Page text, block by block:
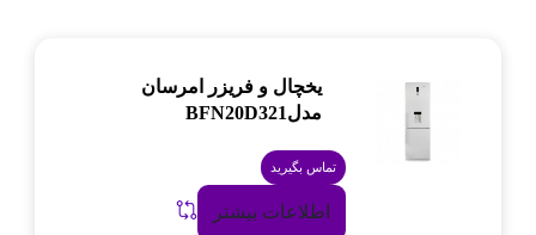
یخچال و فریزر امرسان
مدلBFN20D321
تماس بگیرید
اطلاعات بیشتر